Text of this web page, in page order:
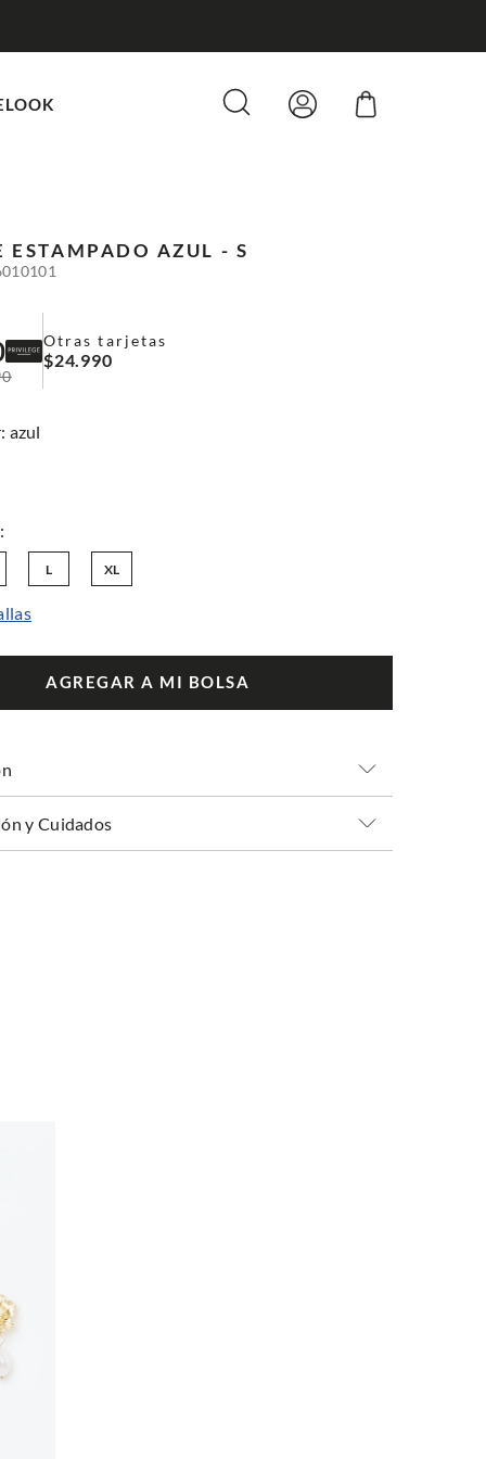
ESTAMPADO AZUL - S
Otras tarjetas
$24.990
: azul
L XL
AGREGAR A MI BOLSA
y Cuidados